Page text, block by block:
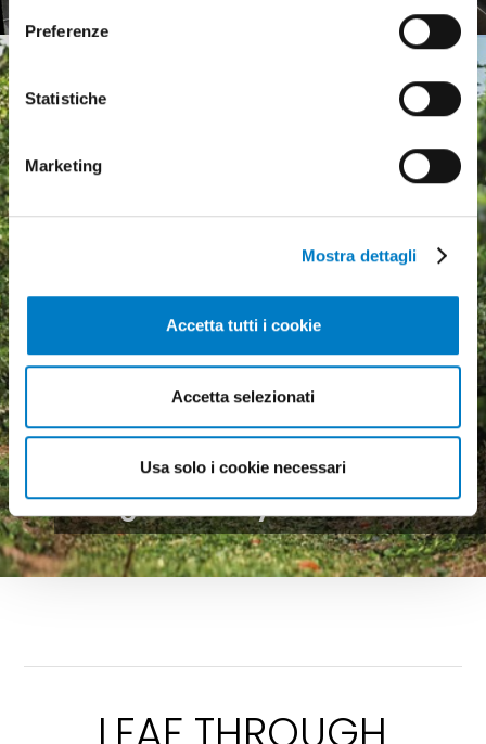
Preferenze
Statistiche
Marketing
Mostra dettagli
Accetta tutti i cookie
Accetta selezionati
Usa solo i cookie necessari
Agricultural machinery, a
growing market but
economic uncertainty
weighs heavily
LEAF THROUGH